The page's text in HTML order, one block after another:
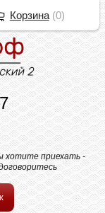
хотите приехать -
Корзина(0)